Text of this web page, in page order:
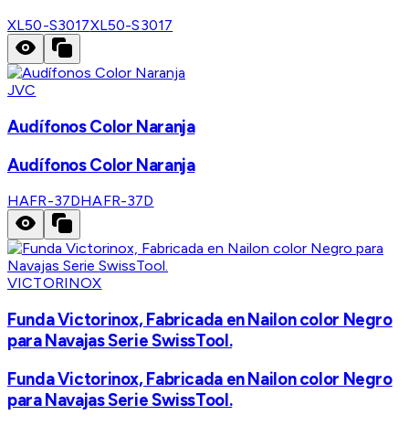
XL50-S3017XL50-S3017
JVC
Audífonos Color Naranja
Audífonos Color Naranja
HAFR-37DHAFR-37D
VICTORINOX
Funda Victorinox, Fabricada en Nailon color Negro
para Navajas Serie SwissTool.
Funda Victorinox, Fabricada en Nailon color Negro
para Navajas Serie SwissTool.